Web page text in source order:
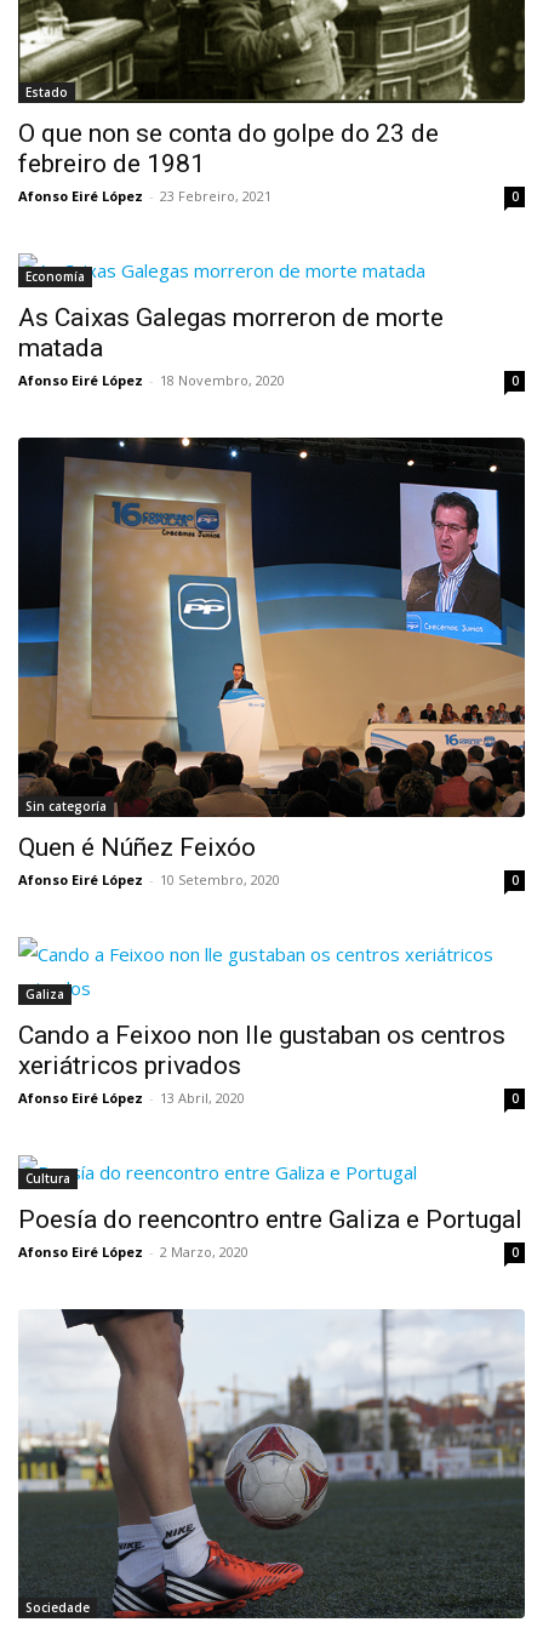
Estado
O que non se conta do golpe do 23 de
febreiro de 1981
Afonso Eiré López - 23 Febreiro, 2021 0
Economía
As Caixas Galegas morreron de morte
matada
Afonso Eiré López - 18 Novembro, 2020 0
Sin categoría
Quen é Núñez Feixóo
Afonso Eiré López - 10 Setembro, 2020 0
Galiza
Cando a Feixoo non lle gustaban os centros
xeriátricos privados
Afonso Eiré López - 13 Abril, 2020 0
Cultura
Poesía do reencontro entre Galiza e Portugal
Afonso Eiré López - 2 Marzo, 2020 0
Sociedade